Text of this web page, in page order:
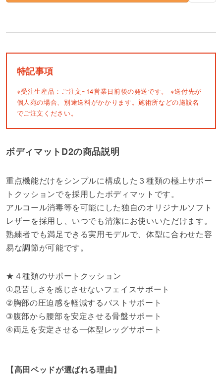
特記事項
※受注生産品：ご注文~14営業日前後の発送です。
※送付先が
個人宛の場合、別途送料がかかります。施術所などの施設名
でご注文ください。
ボディマットD2の商品説明
重点機能だけをシンプルに構成した３種類の極上サポー
トクッションでを採用したボディマットです。
アルコール消毒等を可能にした独自のオリジナルソフト
レザーを採用し、いつでも清潔にお使いいただけます。
熟練者でも満足できる実用モデルで、体型に合わせた容
易な調節が可能です。
★４種類のサポートクッション
①息苦しさを感じさせないフェイスサポート
②胸部の圧迫感を軽減するバストサポート
③腹部から腰部を安定させる骨盤サポート
④両足を安定させる一体型レッグサポート
【高田ベッドが選ばれる理由】